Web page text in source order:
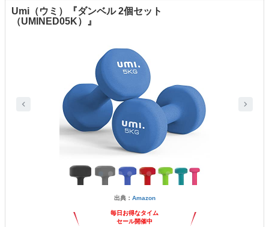
Umi（ウミ）『ダンベル 2個セット
（UMINED05K）』
出典： Amazon
毎日お得なタイム
セール開催中